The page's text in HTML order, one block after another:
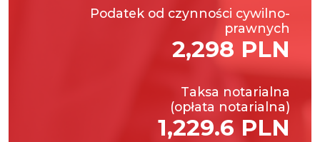
Podatek od czynności cywilno-
prawnych
2,298 PLN
Taksa notarialna
(opłata notarialna)
1,229.6 PLN